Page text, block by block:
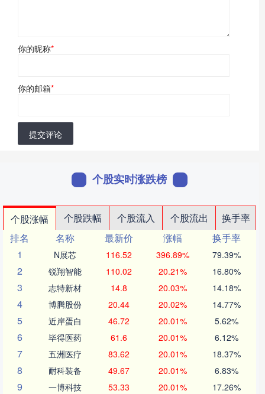
你的昵称*
你的邮箱*
提交评论
个股实时涨跌榜
个股涨幅 个股跌幅 个股流入 个股流出
换手率
排名
名称 最新价 涨幅
换手率
1
N展芯 116.52 396.89% 79.39%
2 锐翔智能 110.02 20.21% 16.80%
3 志特新材 14.8 20.03% 14.18%
4 博腾股份 20.44 20.02% 14.77%
5 近岸蛋白 46.72 20.01% 5.62%
6 毕得医药 61.6 20.01% 6.12%
7 五洲医疗 83.62 20.01% 18.37%
8 耐科装备 49.67 20.01% 6.83%
9 一博科技 53.33 20.01% 17.26%